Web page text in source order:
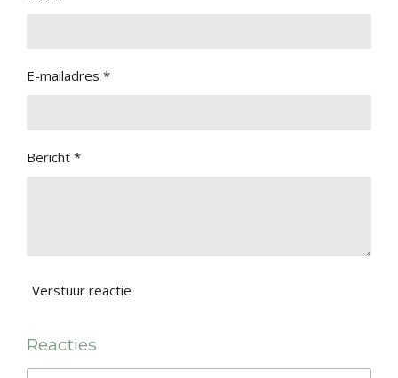
E-mailadres *
Bericht *
Verstuur reactie
Reacties